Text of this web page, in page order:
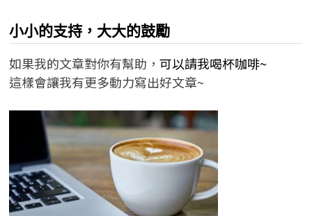
小小的支持，大大的鼓勵
如果我的文章對你有幫助， 可以請我喝杯咖啡~
這樣會讓我有更多動力寫出好文章~